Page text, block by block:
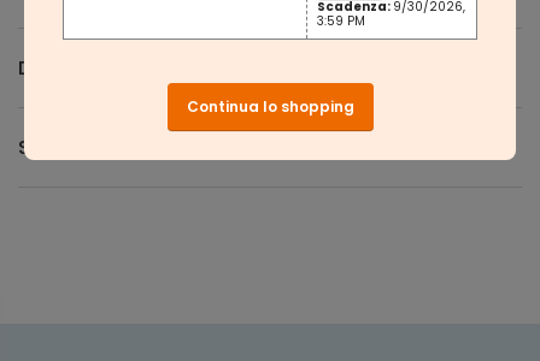
Domande e Risposte
Spedizione e Resi
Scadenza: 9/30/2026,
3:59 PM
Continua lo shopping